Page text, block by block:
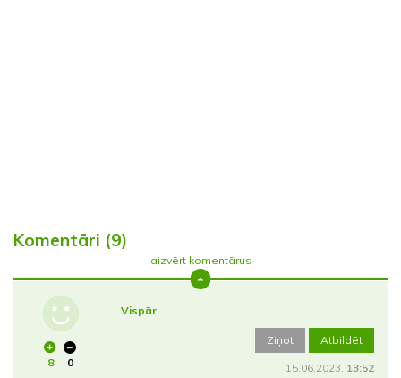
Komentāri (9)
aizvērt komentārus
8 0
Vispār
Ziņot Atbildēt
15.06.2023. 13:52